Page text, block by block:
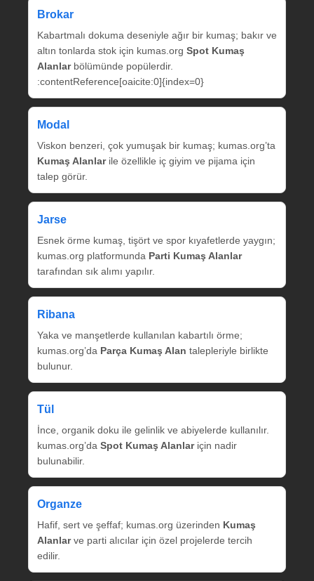
Brokar
Kabartmalı dokuma deseniyle ağır bir kumaş; bakır ve
altın tonlarda stok için kumas.org Spot Kumaş
Alanlarbölümünde popülerdir.
:contentReference[oaicite:0]{index=0}
Modal
Viskon benzeri, çok yumuşak bir kumaş; kumas.org’ta
Kumaş Alanlarile özellikle iç giyim ve pijama için
talep görür.
Jarse
Esnek örme kumaş, tişört ve spor kıyafetlerde yaygın;
kumas.org platformunda Parti Kumaş Alanlar
tarafından sık alımı yapılır.
Ribana
Yaka ve manşetlerde kullanılan kabartılı örme;
kumas.org’da Parça Kumaş Alan talepleriyle birlikte
bulunur.
Tül
İnce, organik doku ile gelinlik ve abiyelerde kullanılır.
kumas.org’da Spot Kumaş Alanlariçin nadir
bulunabilir.
Organze
Hafif, sert ve şeffaf; kumas.org üzerinden Kumaş
Alanlarve parti alıcılar için özel projelerde tercih
edilir.